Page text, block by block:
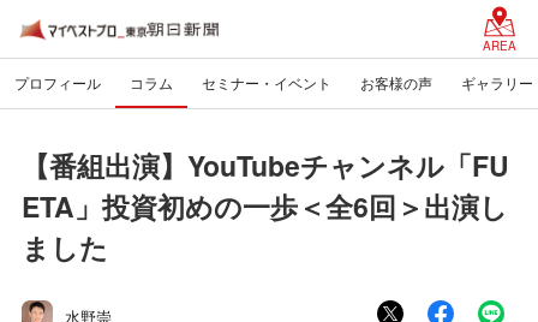
AREA
プロフィール コラム セミナー・イベント お客様の声 ギャラリー
【番組出演】YouTubeチャンネル「FU
ETA」投資初めの一歩＜全6回＞出演し
ました
水野崇